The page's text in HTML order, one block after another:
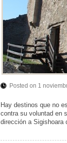
Posted on 1
Hay destinos que no
contra su voluntad en
dirección a